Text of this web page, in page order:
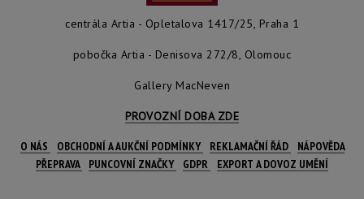
centrála Artia - Opletalova 1417/25, Praha 1
pobočka Artia - Denisova 272/8, Olomouc
Gallery MacNeven
PROVOZNÍ DOBA ZDE
O NÁS OBCHODNÍ A AUKČNÍ PODMÍNKY REKLAMAČNÍ ŘÁD
NÁPOVĚDA
PŘEPRAVA
PUNCOVNÍ ZNAČKY GDPR EXPORT A DOVOZ UMĚNÍ